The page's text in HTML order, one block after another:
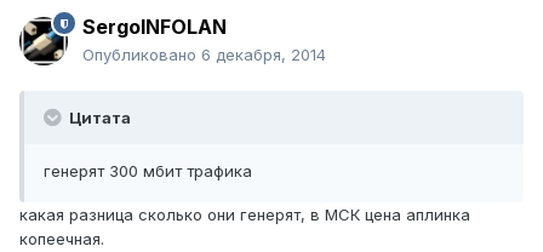
SergoINFOLAN
Опубликовано 6 декабря, 2014
Цитата
генерят 300 мбит трафика
какая разница сколько они генерят, в МСК цена аплинка
копеечная.